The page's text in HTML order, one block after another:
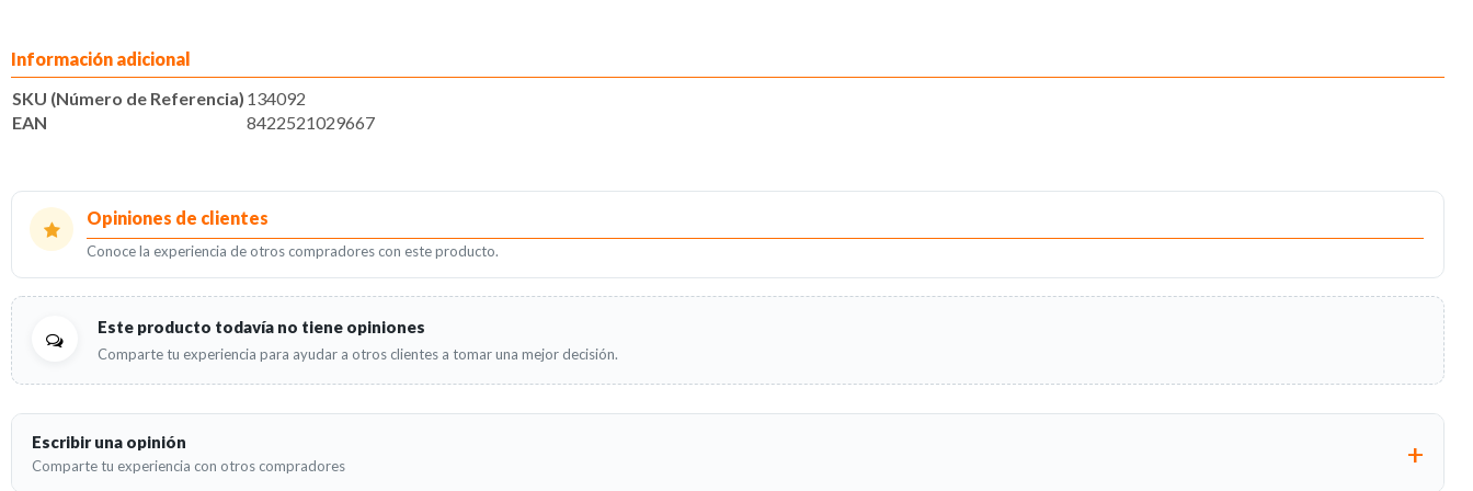
Información adicional
SKU (Número de Referencia) 134092
EAN
8422521029667
Opiniones de clientes
Conoce la experiencia de otros compradores con este producto.
Este producto todavía no tiene opiniones
Comparte tu experiencia para ayudar a otros clientes a tomar una mejor decisión.
Escribir una opinión
Comparte tu experiencia con otros compradores